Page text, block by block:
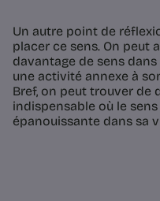
Un autre point de
placer ce sens. On peut
davantage de sens
une activité annexe à
Bref, on peut trouver de
indispensable où le
épanouissante dans sa